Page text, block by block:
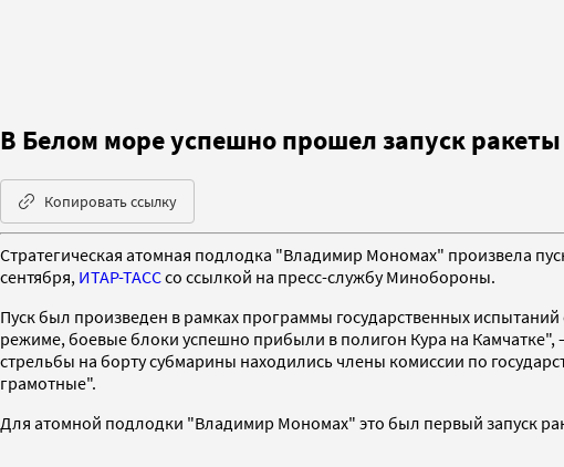
В Белом море успешно прошел запуск
Копировать ссылку
Стратегическая атомная подлодка "Владимир Мономах" произвела
сентября, ИТАР-ТАССсо ссылкой на пресс-службу Минобороны.
Пуск был произведен в рамках программы государственных
режиме, боевые блоки успешно прибыли в полигон Кура на
стрельбы на борту субмарины находились члены комиссии по
грамотные".
Для атомной подлодки "Владимир Мономах" это был первый запуск